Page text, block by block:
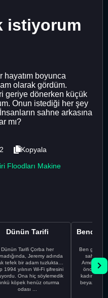
istiyorum
hayatım boyunca
olarak gördüm.
geriye dönerken küçük
Onun istediği her şey
sahne arkasına
mı?
2
Kopyala
Floodları Makine
Dünün Tarifi
Dünün Tarifi Çorba her
Jeremy adında
tefek bir adam tuzluktan
1994 yılının Wi-Fi şifresini
Ona hiç söylemedik
köpek henüz oturma
odası ...
Ben gururlu
sahip
önce
kadınla
beyaz